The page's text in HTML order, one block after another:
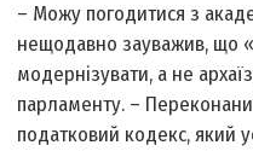
– Можу погодитися з
нещодавно зауважив, що
модернізувати, а не
парламенту. –
податковий кодекс, який